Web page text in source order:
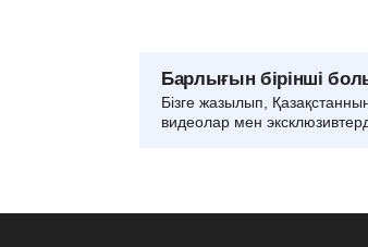
Барлығын бірінші
Бізге жазылып,
видеолар мен